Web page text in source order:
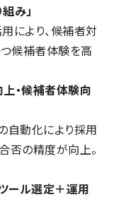
み」
により、候補者対
候補者体験を高
上・候補者体験向
自動化により採用
否の精度が向上。
ール選定＋運用